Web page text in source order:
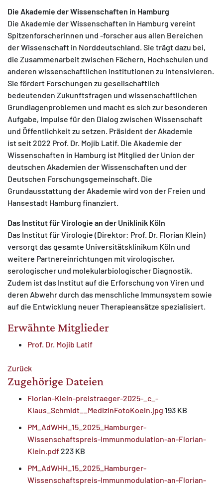
Die Akademie der Wissenschaften in Hamburg
Die Akademie der Wissenschaften in Hamburg vereint
Spitzenforscherinnen und -forscher aus allen Bereichen
der Wissenschaft in Norddeutschland. Sie trägt dazu bei,
die Zusammenarbeit zwischen Fächern, Hochschulen und
anderen wissenschaftlichen Institutionen zu intensivieren.
Sie fördert Forschungen zu gesellschaftlich
bedeutenden Zukunftsfragen und wissenschaftlichen
Grundlagenproblemen und macht es sich zur besonderen
Aufgabe, Impulse für den Dialog zwischen Wissenschaft
und Öffentlichkeit zu setzen. Präsident der Akademie
ist seit 2022 Prof. Dr. Mojib Latif. Die Akademie der
Wissenschaften in Hamburg ist Mitglied der Union der
deutschen Akademien der Wissenschaften und der
Deutschen Forschungsgemeinschaft. Die
Grundausstattung der Akademie wird von der Freien und
Hansestadt Hamburg finanziert.
Das Institut für Virologie an der Uniklinik Köln
Das Institut für Virologie (Direktor: Prof. Dr. Florian Klein)
versorgt das gesamte Universitätsklinikum Köln und
weitere Partnereinrichtungen mit virologischer,
serologischer und molekularbiologischer Diagnostik.
Zudem ist das Institut auf die Erforschung von Viren und
deren Abwehr durch das menschliche Immunsystem sowie
auf die Entwicklung neuer Therapieansätze spezialisiert.
Erwähnte Mitglieder
Prof. Dr. Mojib Latif
Zurück
Zugehörige Dateien
Florian-Klein-preistraeger-2025-_c_-
Klaus_Schmidt__MedizinFotoKoeln.jpg 193 KB
PM_AdWHH_15_2025_Hamburger-
Wissenschaftspreis-Immunmodulation-an-Florian-
Klein.pdf223 KB
PM_AdWHH_15_2025_Hamburger-
Wissenschaftspreis-Immunmodulation-an-Florian-